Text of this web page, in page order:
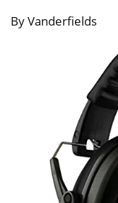
By Vanderfields